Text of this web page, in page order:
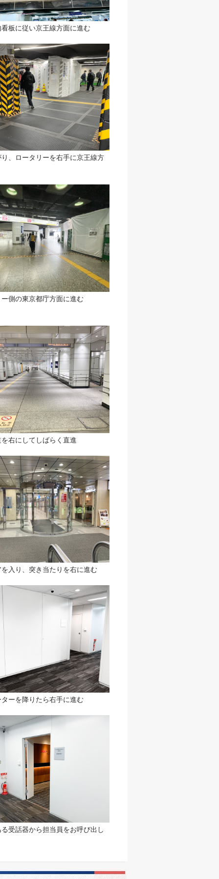
板に従い京王線方面に進む
、ロータリーを右手に京王線方
側の東京都庁方面に進む
右にしてしばらく直進
入り、突き当たりを右に進む
ーを降りたら右手に進む
受話器から担当員をお呼び出し